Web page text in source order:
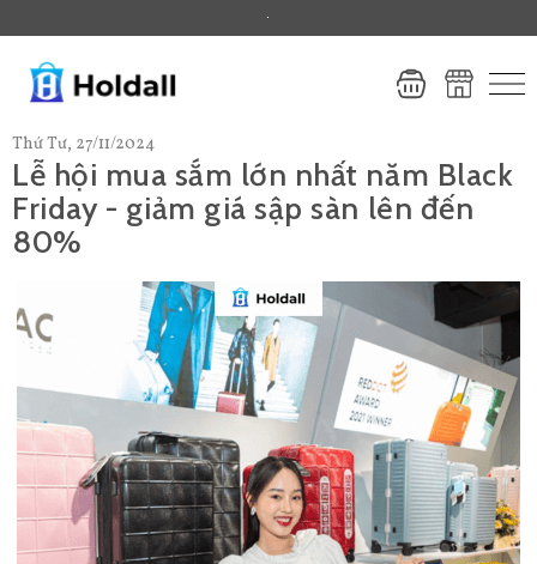
Thứ Tư, 27/11/2024
Lễ hội mua sắm lớn nhất năm Black
Friday - giảm giá sập sàn lên đến
80%